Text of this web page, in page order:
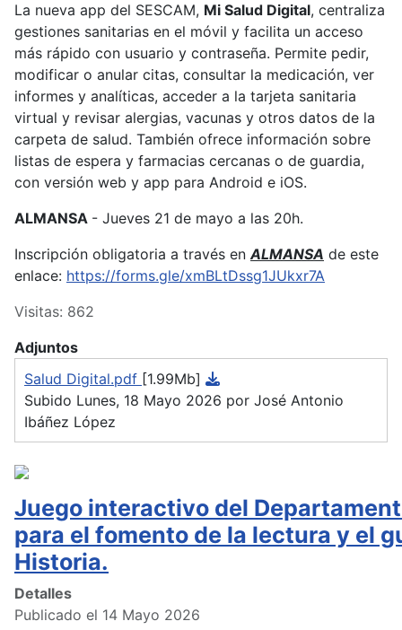
La nueva app del SESCAM, Mi Salud Digital, centraliza
gestiones sanitarias en el móvil y facilita un acceso
más rápido con usuario y contraseña. Permite pedir,
modificar o anular citas, consultar la medicación, ver
informes y analíticas, acceder a la tarjeta sanitaria
virtual y revisar alergias, vacunas y otros datos de la
carpeta de salud. También ofrece información sobre
listas de espera y farmacias cercanas o de guardia,
con versión web y app para Android e iOS.
ALMANSA - Jueves 21 de mayo a las 20h.
Inscripción obligatoria a través enALMANSA de este
enlace: https://forms.gle/xmBLtDssg1JUkxr7A
Visitas: 862
Adjuntos
Salud Digital.pdf [1.99Mb]
Subido Lunes, 18 Mayo 2026 por José Antonio
Ibáñez López
Juego interactivo del
para el fomento de la lectura y el
Historia.
Detalles
Publicado el 14 Mayo 2026